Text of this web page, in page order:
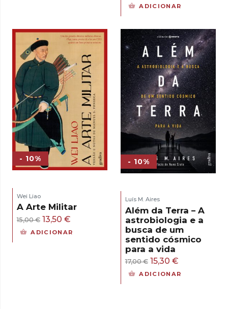
preço
era:
17,00 €.
preço
é:
15,30 €.
ADICIONAR
- 10%
Wei Liao
A Arte Militar
15,00€ O
preço
13,50 €
preço
ADICIONAR
- 10%
Luís M. Aires
Além da Terra – A
astrobiologia e a
busca de um
sentido cósmico
para a vida
17,00€ O
preço
15,30 €O
preço
ADICIONAR